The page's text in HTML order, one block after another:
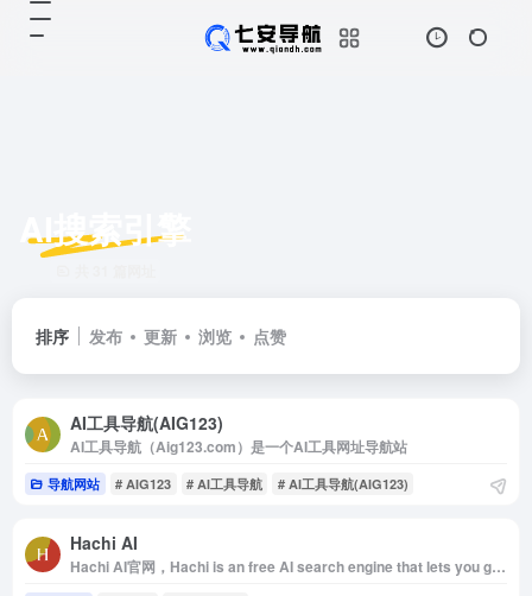
AI搜索引擎
排序 发布 更新 浏览 点赞
AI工具导航(AIG123)
AI工具导航（Aig123.com）是一个AI工具网址导航站
导航网站 # AIG123 # AI工具导航 # AI工具导航(AIG123)
Hachi AI
Hachi AI官网，Hachi is an free AI search engine that lets you get multiple opinions from different personalities， Break free from boring generic answers and top-10 lists， Hachi helps you find hidden gems with perspective-driven， conversational answers， Get different answers from multiple different personas for your open-ended questions，